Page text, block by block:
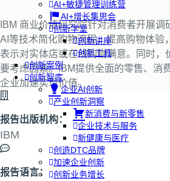
AI+敏捷管理训练营
AI+增长集思会
创新学堂
创新讲座
创新工具
创新案例
创新智库
企业AI创新
产业创新洞察
新消费与新零售
企业技术与服务
新健康与医疗
创造DTC品牌
加速企业创新
创新业务增长
IBM 商业价值研究院针对消费者开展调
AI等技术简化购物流程、提高购物体验
表示对实体店或在线购物满意。同时，
要考虑因素。IBM提供全面的零售、消
企业加速实现价值。
报告出版机构：
IBM
报告语言：